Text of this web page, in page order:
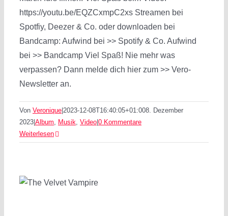
https://youtu.be/EQZCxmpC2xs Streamen bei
Spotfiy, Deezer & Co. oder downloaden bei
Bandcamp: Aufwind bei >> Spotify & Co. Aufwind
bei >> Bandcamp Viel Spaß! Nie mehr was
verpassen? Dann melde dich hier zum >> Vero-
Newsletter an.
Von Veronique 2023-12-08T16:40:05+01:008. Dezember
2023 Album, Musik, Video 0 Kommentare
Weiterlesen